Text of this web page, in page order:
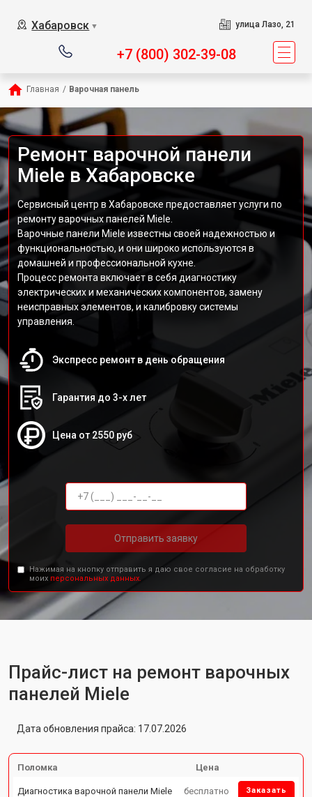
Хабаровск ▼ улица Лазо, 21
+7 (800) 302-39-08
Главная / Варочная панель
Ремонт варочной панели
Miele в Хабаровске
Сервисный центр в Хабаровске предоставляет услуги по
ремонту варочных панелей Miele.
Варочные панели Miele известны своей надежностью и
функциональностью, и они широко используются в
домашней и профессиональной кухне.
Процесс ремонта включает в себя диагностику
электрических и механических компонентов, замену
неисправных элементов, и калибровку системы
управления.
Экспресс ремонт в день обращения
Гарантия до 3-х лет
Цена от 2550 руб
Отправить заявку
Нажимая на кнопку отправить я даю свое согласие на обработку
моих персональных данных.
Прайс-лист на ремонт варочных
панелей Miele
Дата обновления прайса: 17.07.2026
Поломка Цена
Диагностика варочной панели Miele бесплатно Заказать